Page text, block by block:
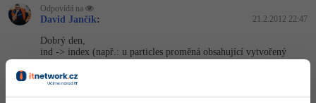
Copywriter
WordPress specialista
SEO specialista
Algoritmy
Umělá inteligence (AI)
Pro děti
Odpovídá na
David Jančík: 21.2.2012 22:47
Dobrý den,
ind -> index (např.: u particles proměná obsahující vytvořený
fname -> file name (název souboru např.: při ukládání načítání
save)
spr -> sprite